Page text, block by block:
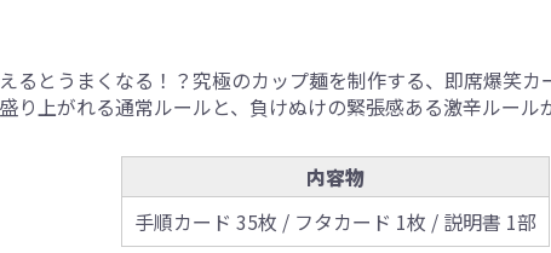
るとうまくなる！？究極のカップ麺を制作する、即席爆笑カ
り上がれる通常ルールと、負けぬけの緊張感ある激辛ルール
内容物
手順カード 35枚 / フタカード 1枚 / 説明書 1部